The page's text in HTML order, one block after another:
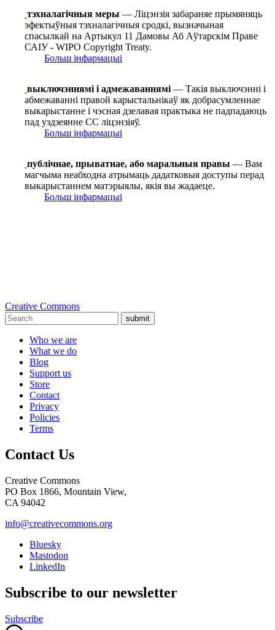
тэхналагічныя меры — Ліцэнзія забараняе прымяняць
эфектыўныя тэхналагічныя сродкі, вызначыная
спасылкай на Артыкул 11 Дамовы Аб Аўтарскім Праве
САІУ - WIPO Copyright Treaty.
Больш інфармацыі
выключэннямі і адмежаваннямі — Такія выключэнні і
абмежаванні правой карыстальнікаў як добрасумленнае
выкарыстанне і чэсная дзелавая практыка не падпадаюць
пад уздзеянне СС ліцэнзіяў.
Больш інфармацыі
публічнае, прыватнае, або маральныя правы — Вам
магчыма неабходна атрымаць дадатковыя доступы перад
выкарыстаннем матэрыялы, якія вы жадаеце.
Больш інфармацыі
Creative Commons
submit
Who we are
What we do
Blog
Support us
Store
Contact
Privacy
Policies
Terms
Contact Us
Creative Commons
PO Box 1866, Mountain View,
CA 94042
info@creativecommons.org
Bluesky
Mastodon
LinkedIn
Subscribe to our newsletter
Subscribe